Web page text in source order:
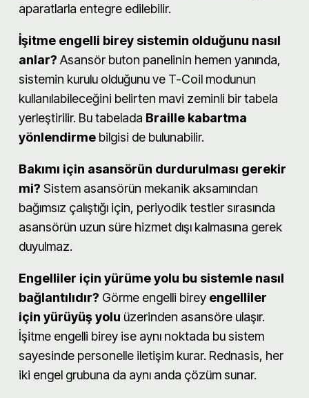
aparatlarla entegre edilebilir.
İşitme engelli birey sistemin olduğunu nasıl
anlar? Asansör buton panelinin hemen yanında,
sistemin kurulu olduğunu ve T-Coil modunun
kullanılabileceğini belirten mavi zeminli bir tabela
yerleştirilir. Bu tabelada Braille kabartma
yönlendirme bilgisi de bulunabilir.
Bakımı için asansörün durdurulması gerekir
mi? Sistem asansörün mekanik aksamından
bağımsız çalıştığı için, periyodik testler sırasında
asansörün uzun süre hizmet dışı kalmasına gerek
duyulmaz.
Engelliler için yürüme yolu bu sistemle nasıl
bağlantılıdır? Görme engelli birey engelliler
için yürüyüş yolu üzerinden asansöre ulaşır.
İşitme engelli birey ise aynı noktada bu sistem
sayesinde personelle iletişim kurar. Rednasis, her
iki engel grubuna da aynı anda çözüm sunar.